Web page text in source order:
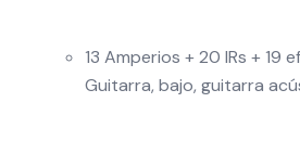
13 Amperios + 20 IRs + 19
Guitarra, bajo, guitarra